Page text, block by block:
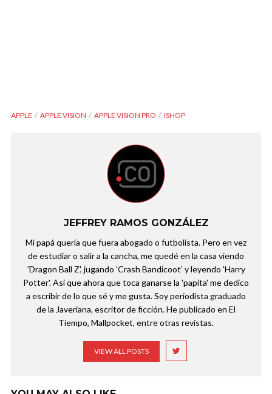
APPLE APPLE VISION APPLE VISION PRO ISHOP
JEFFREY RAMOS GONZÁLEZ
Mi papá quería que fuera abogado o futbolista. Pero en vez
de estudiar o salir a la cancha, me quedé en la casa viendo
'Dragon Ball Z', jugando 'Crash Bandicoot' y leyendo 'Harry
Potter'. Así que ahora que toca ganarse la 'papita' me dedico
a escribir de lo que sé y me gusta. Soy periodista graduado
de la Javeriana, escritor de ficción. He publicado en El
Tiempo, Mallpocket, entre otras revistas.
VIEW ALL POSTS